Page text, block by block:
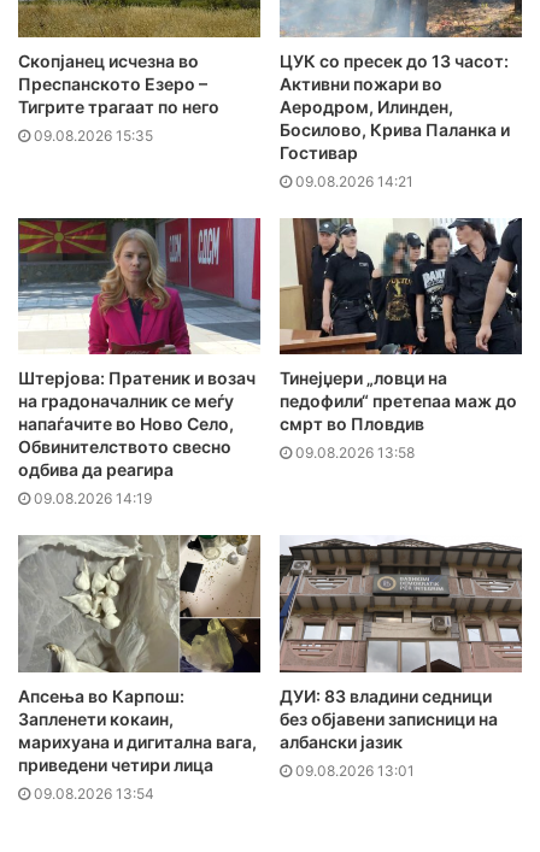
Скопјанец исчезна во
Преспанското Езеро –
Тигрите трагаат по него
09.08.2026 15:35
ЦУК со пресек до 13 часот:
Активни пожари во
Аеродром, Илинден,
Босилово, Крива Паланка и
Гостивар
09.08.2026 14:21
Штерјова: Пратеник и возач
на градоначалник се меѓу
напаѓачите во Ново Село,
Обвинителството свесно
одбива да реагира
09.08.2026 14:19
Тинејџери „ловци на
педофили“ претепаа маж до
смрт во Пловдив
09.08.2026 13:58
Апсења во Карпош:
Запленети кокаин,
марихуана и дигитална вага,
приведени четири лица
09.08.2026 13:54
ДУИ: 83 владини седници
без објавени записници на
албански јазик
09.08.2026 13:01